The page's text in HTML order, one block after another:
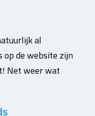
al
de website zijn
Net weer wat